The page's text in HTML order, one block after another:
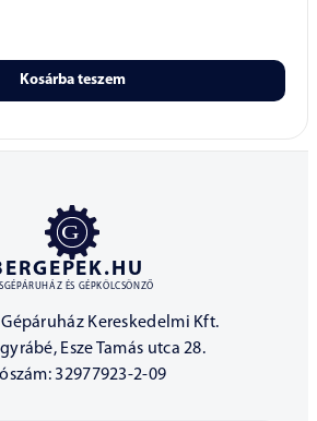
Kosárba teszem
ÉS GÉPKÖLCSÖNZŐ
Kereskedelmi Kft.
Esze Tamás utca 28.
32977923-2-09